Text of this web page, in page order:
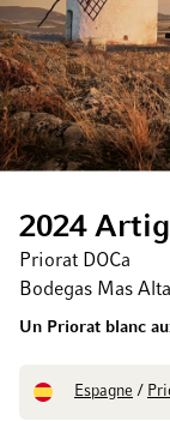
2024
Priorat DOCa
Bodegas Mas Alta
Un Priorat blanc
Espagne /